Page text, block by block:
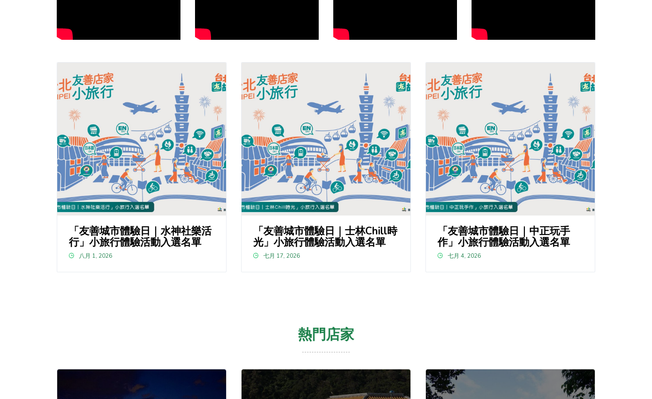
「友善城市體驗日｜水神社樂活
行」小旅行體驗活動入選名單
八月 1, 2026
「友善城市體驗日｜士林Chill時
光」小旅行體驗活動入選名單
七月 17, 2026
「友善城市體驗日｜中正玩手
作」小旅行體驗活動入選名單
七月 4, 2026
熱門店家